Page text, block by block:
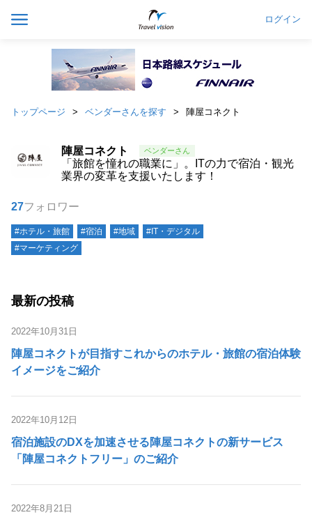
ログイン
トップページ ベンダーさんを探す 陣屋コネクト
陣屋コネクト
「旅館を憧れの職業に」。ITの力で宿泊・観光
業界の変革を支援いたします！
27フォロワー
#ホテル・旅館 #宿泊 #地域
#IT・デジタル
#マーケティング
最新の投稿
2022年10月31日
陣屋コネクトが目指すこれからのホテル・旅館の宿泊体験
イメージをご紹介
2022年10月12日
宿泊施設のDXを加速させる陣屋コネクトの新サービス
「陣屋コネクトフリー」のご紹介
2022年8月21日